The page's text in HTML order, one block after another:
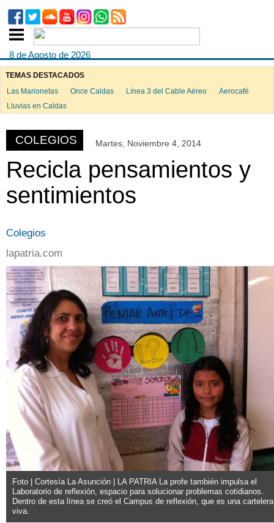
8 de Agosto de 2026
TEMAS DESTACADOS
Las Marionetas
Once Caldas Línea 3 del Cable Aéreo
Aerocafé
Lluvias en Caldas
COLEGIOS Martes, Noviembre 4, 2014
Recicla pensamientos y
sentimientos
Colegios
lapatria.com
Foto | Cortesía La Asunción | LA PATRIA La profe también impulsa el
Laboratorio de reflexión, espacio para solucionar problemas cotidianos.
Dentro de esta línea se creó el Campus de reflexión, que es una cartelera
viva.